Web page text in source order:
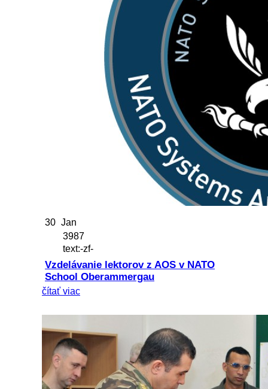
30 Jan
3987
text:-zf-
Vzdelávanie lektorov z AOS v NATO
School Oberammergau
čítať viac